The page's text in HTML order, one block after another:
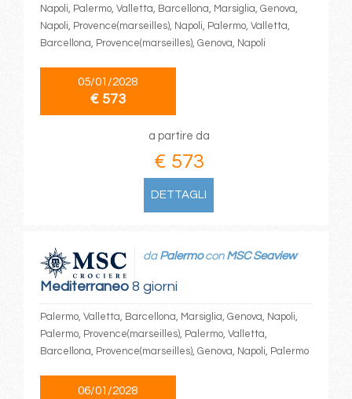
Napoli, Palermo, Valletta, Barcellona, Marsiglia, Genova,
Napoli, Provence(marseilles), Napoli, Palermo, Valletta,
Barcellona, Provence(marseilles), Genova, Napoli
05/01/2028
€ 573
a partire da
€ 573
DETTAGLI
Mediterraneo8 giorni
da Palermocon MSC Seaview
Palermo, Valletta, Barcellona, Marsiglia, Genova, Napoli,
Palermo, Provence(marseilles), Palermo, Valletta,
Barcellona, Provence(marseilles), Genova, Napoli, Palermo
06/01/2028